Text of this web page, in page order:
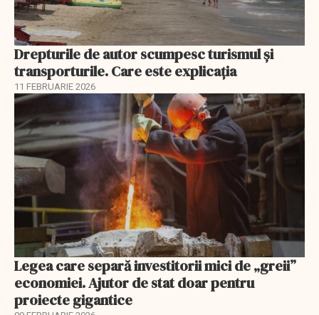
Drepturile de autor scumpesc turismul și
transporturile. Care este explicația
11 FEBRUARIE 2026
Legea care separă investitorii mici de „greii”
economiei. Ajutor de stat doar pentru
proiecte gigantice